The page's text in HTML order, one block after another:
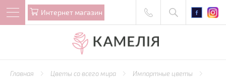
Интернет магазин
Главная Цветы со всего мира
Импортные цветы